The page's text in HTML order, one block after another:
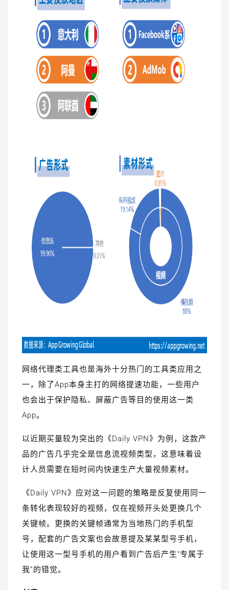
网络代理类工具也是海外十分热门的工具类应用之
一，除了App本身主打的网络提速功能，一些用户
也会出于保护隐私、屏蔽广告等目的使用这一类
App。
以近期买量较为突出的《Daily VPN》为例，这款产
品的广告几乎完全是信息流视频类型，这意味着设
计人员需要在短时间内快速生产大量视频素材。
《Daily VPN》应对这一问题的策略是反复使用同一
条转化表现较好的视频，仅在视频开头处更换几个
关键帧。更换的关键帧通常为当地热门的手机型
号，配套的广告文案也会故意提及某某型号手机，
让使用这一型号手机的用户看到广告后产生“专属于
我”的错觉。